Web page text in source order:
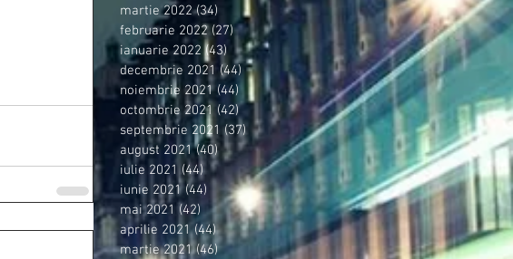
martie 2022 (34) 34 postări
februarie 2022 (27)27 postări
ianuarie 2022 (43) 43 postări
decembrie 2021 (44)44 postări
noiembrie 2021 (44) 44 postări
octombrie 2021 (42)42 postări
septembrie 2021 (37)37 postări
august 2021 (40)40 postări
iulie 2021 (44)44 postări
iunie 2021 (44) 44 postări
mai 2021 (42) 42 postări
aprilie 2021 (44)44 postări
martie 2021 (46)46 postări